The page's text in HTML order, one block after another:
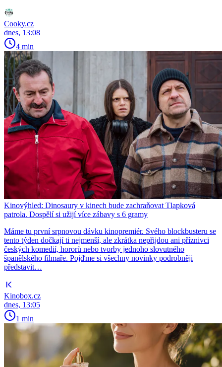
Cooky.cz
dnes, 13:08
4 min
Kinovýhled: Dinosaury v kinech bude zachraňovat Tlapková
patrola. Dospělí si užijí více zábavy s 6 gramy
Máme tu první srpnovou dávku kinopremiér. Svého blockbusteru se
tento týden dočkají ti nejmenší, ale zkrátka nepřijdou ani příznivci
českých komedií, hororů nebo tvorby jednoho slovutného
španělského filmaře. Pojďme si všechny novinky podrobněji
představit…
Kinobox.cz
dnes, 13:05
1 min